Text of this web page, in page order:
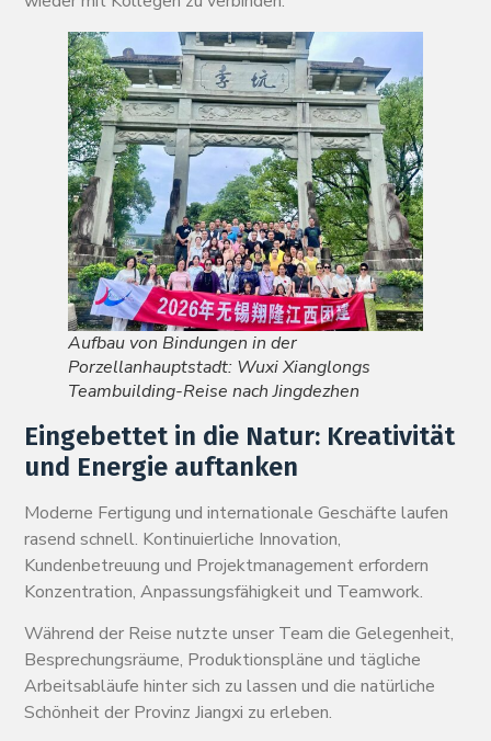
Aufbau von Bindungen in der
Porzellanhauptstadt: Wuxi Xianglongs
Teambuilding-Reise nach Jingdezhen
Eingebettet in die Natur: Kreativität
und Energie auftanken
Moderne Fertigung und internationale Geschäfte laufen
rasend schnell. Kontinuierliche Innovation,
Kundenbetreuung und Projektmanagement erfordern
Konzentration, Anpassungsfähigkeit und Teamwork.
Während der Reise nutzte unser Team die Gelegenheit,
Besprechungsräume, Produktionspläne und tägliche
Arbeitsabläufe hinter sich zu lassen und die natürliche
Schönheit der Provinz Jiangxi zu erleben.